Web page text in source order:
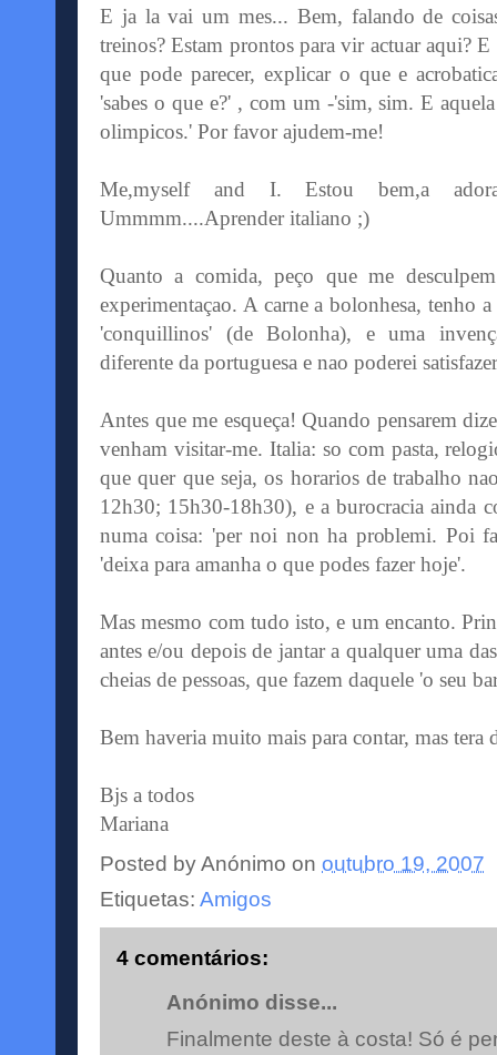
E ja la vai um mes... Bem, falando de
treinos? Estam prontos para vir actuar aqui?
que pode parecer, explicar o que e
'sabes o que e?' , com um -'sim, sim. E
olimpicos.' Por favor ajudem-me!
Me,myself and I. Estou bem,a
Ummmm....Aprender italiano ;)
Quanto a comida, peço que me
experimentaçao. A carne a bolonhesa, tenho
'conquillinos' (de Bolonha), e uma
diferente da portuguesa e nao poderei
Antes que me esqueça! Quando pensarem
venham visitar-me. Italia: so com pasta,
que quer que seja, os horarios de trabalho
12h30; 15h30-18h30), e a burocracia ainda
numa coisa: 'per noi non ha problemi. Poi
'deixa para amanha o que podes fazer hoje'.
Mas mesmo com tudo isto, e um encanto.
antes e/ou depois de jantar a qualquer uma
cheias de pessoas, que fazem daquele 'o seu
Bem haveria muito mais para contar, mas
Bjs a todos
Mariana
Posted byAnónimo on outubro 19, 2007
Etiquetas: Amigos
4 comentários:
Anónimo disse...
Finalmente deste à costa! Só é